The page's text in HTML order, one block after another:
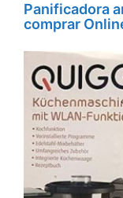
Panificadora
comprar